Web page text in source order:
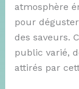
atmosphère
pour
des saveurs.
public varié,
attirés par